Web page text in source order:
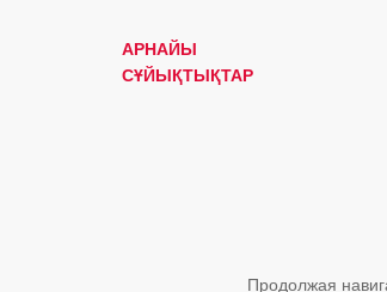
АРНАЙЫ
СҰЙЫҚТЫҚТАР
Продолжая